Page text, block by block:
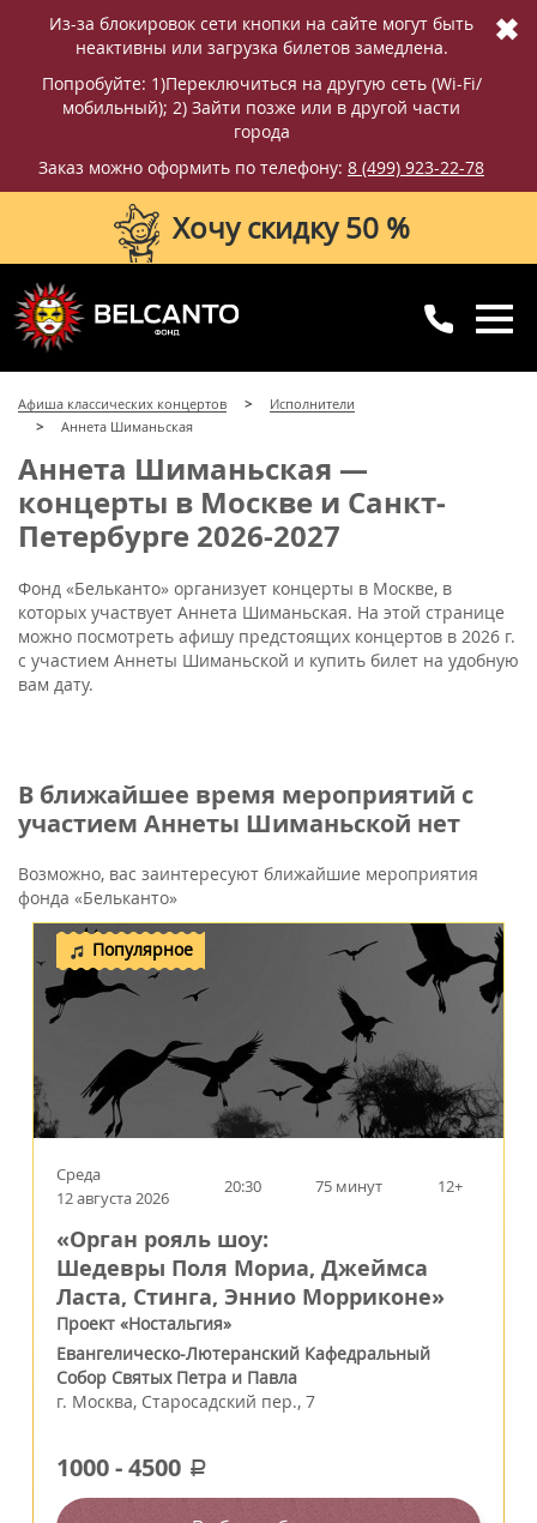
Из-за блокировок сети кнопки на сайте могут быть
неактивны или загрузка билетов замедлена.
Попробуйте: 1)Переключиться на другую сеть (Wi-Fi/
мобильный); 2) Зайти позже или в другой части
города
Заказ можно оформить по телефону: 8 (499) 923-22-78
✖
Хочу скидку 50 %
8 (499) 923-22-78
с 10:00 до 20:00
Афиша классических концертов
Исполнители
Аннета Шиманьская
Аннета Шиманьская —
концерты в Москве и Санкт-
Петербурге 2026-2027
Фонд «Бельканто» организует концерты в Москве, в
которых участвует Аннета Шиманьская. На этой странице
можно посмотреть афишу предстоящих концертов в 2026 г.
с участием Аннеты Шиманьской и купить билет на удобную
вам дату.
В ближайшее время мероприятий с
участием Аннеты Шиманьской нет
Возможно, вас заинтересуют ближайшие мероприятия
фонда «Бельканто»
Популярное
Среда
12 августа 2026
20:30 75 минут 12+
«Орган рояль шоу:
Шедевры Поля Мориа, Джеймса
Ласта, Стинга, Эннио Морриконе»
Проект «Ностальгия»
Евангелическо-Лютеранский Кафедральный
Собор Святых Петра и Павла
г. Москва, Старосадский пер., 7
1000-4500 a